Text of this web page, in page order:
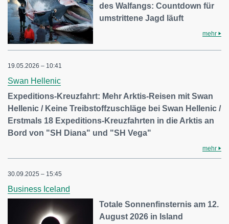
des Walfangs: Countdown für
umstrittene Jagd läuft
mehr
19.05.2026 – 10:41
Swan Hellenic
Expeditions-Kreuzfahrt: Mehr Arktis-Reisen mit Swan
Hellenic / Keine Treibstoffzuschläge bei Swan Hellenic /
Erstmals 18 Expeditions-Kreuzfahrten in die Arktis an
Bord von "SH Diana" und "SH Vega"
mehr
30.09.2025 – 15:45
Business Iceland
Totale Sonnenfinsternis am 12.
August 2026 in Island